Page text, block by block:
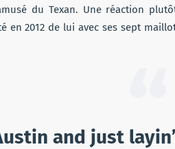
du Texan. Une réaction
en 2012 de lui avec ses sept
and just